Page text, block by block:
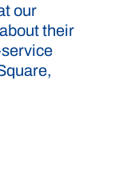
our
their